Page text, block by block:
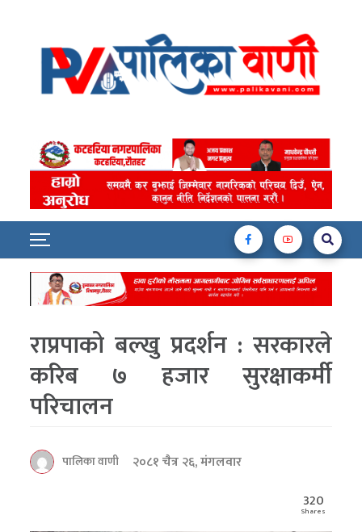
राप्रपाको बल्खु प्रदर्शन : सरकारले
करिब ७ हजार सुरक्षाकर्मी
परिचालन
पालिका वाणी
२०८१ चैत्र २६, मंगलवार
320
Shares